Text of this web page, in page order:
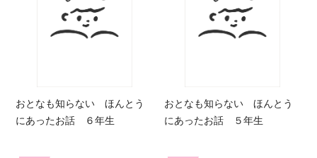
おとなも知らない ほんとう
にあったお話 ６年生
おとなも知らない ほんとう
にあったお話 ５年生